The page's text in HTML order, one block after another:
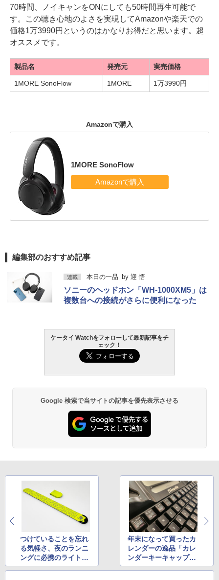
70時間、ノイキャンをONにしても50時間再生可能で
す。この聴き心地のよさを実現してAmazonや楽天での
価格1万3990円というのはかなりお得だと思います。超
オススメです。
製品名 発売元 実売価格
1MORE SonoFlow 1MORE 1万3990円
Amazonで購入
1MORE SonoFlow
編集部のおすすめ記事
連載 本日の一品 by 迎 悟
ソニーのヘッドホン「WH-1000XM5」は
複数台への接続がさらに便利になった
ケータイ Watchをフォローして最新記事をチ
ェック！
Google 検索で当サイトの記事を優先表示させる
つけていることを忘れ
る気軽さ、夜のランニ
ングに必携のライト2
製品
年末になって買ったカ
レンダーの逸品「カレ
ンダーキーキャップセ
ット2023」